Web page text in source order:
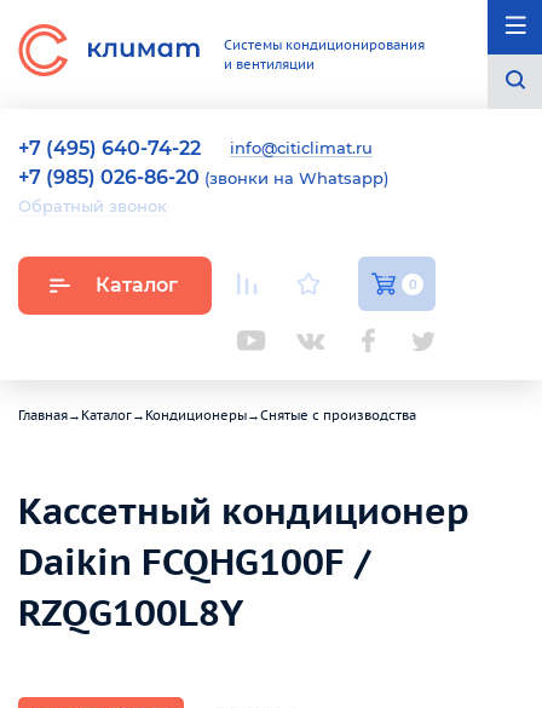
Системы кондиционирования
и вентиляции
+7 (495) 640-74-22 info@citiclimat.ru
+7 (985) 026-86-20 (звонки на Whatsapp)
Обратный звонок
Каталог 0
Главная→ Каталог→ Кондиционеры→Снятые с производства
Кассетный кондиционер
Daikin FCQHG100F /
RZQG100L8Y